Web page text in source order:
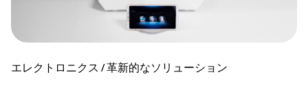
エレクトロニクス / 革新的なソリューション